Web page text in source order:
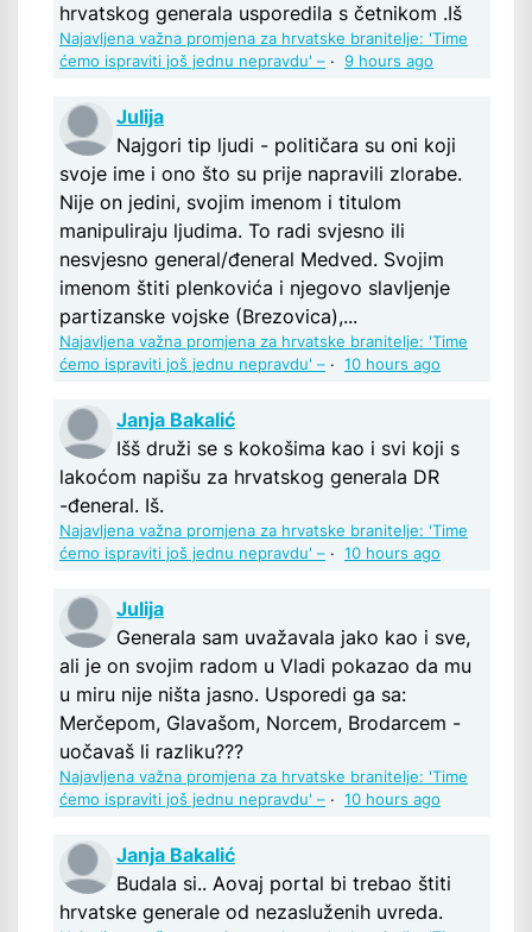
hrvatskog generala usporedila s četnikom .Iš
Najavljena važna promjena za hrvatske branitelje: 'Time
ćemo ispraviti još jednu nepravdu' – · 9 hours ago
Julija
Najgori tip ljudi - političara su oni koji
svoje ime i ono što su prije napravili zlorabe.
Nije on jedini, svojim imenom i titulom
manipuliraju ljudima. To radi svjesno ili
nesvjesno general/đeneral Medved. Svojim
imenom štiti plenkovića i njegovo slavljenje
partizanske vojske (Brezovica),...
Najavljena važna promjena za hrvatske branitelje: 'Time
ćemo ispraviti još jednu nepravdu' – · 10 hours ago
Janja Bakalić
Išš druži se s kokošima kao i svi koji s
lakoćom napišu za hrvatskog generala DR
-đeneral. Iš.
Najavljena važna promjena za hrvatske branitelje: 'Time
ćemo ispraviti još jednu nepravdu' – · 10 hours ago
Julija
Generala sam uvažavala jako kao i sve,
ali je on svojim radom u Vladi pokazao da mu
u miru nije ništa jasno. Usporedi ga sa:
Merčepom, Glavašom, Norcem, Brodarcem -
uočavaš li razliku???
Najavljena važna promjena za hrvatske branitelje: 'Time
ćemo ispraviti još jednu nepravdu' – · 10 hours ago
Janja Bakalić
Budala si.. Aovaj portal bi trebao štiti
hrvatske generale od nezasluženih uvreda.